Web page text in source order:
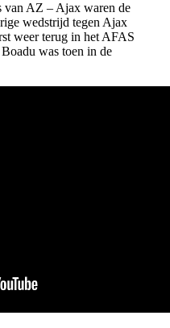
van AZ – Ajax waren de
wedstrijd tegen Ajax
weer terug in het AFAS
was toen in de